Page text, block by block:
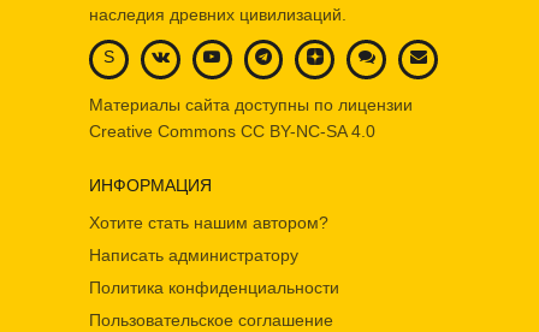
наследия древних цивилизаций.
S
Материалы сайта доступны по лицензии
Creative Commons CC BY-NC-SA 4.0
ИНФОРМАЦИЯ
Хотите стать нашим автором?
Написать администратору
Политика конфиденциальности
Пользовательское соглашение